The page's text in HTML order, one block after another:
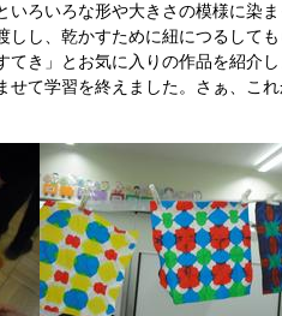
ろいろな形や大きさの模様に染
し、乾かすために紐につるして
き」とお気に入りの作品を紹介
て学習を終えました。さぁ、こ